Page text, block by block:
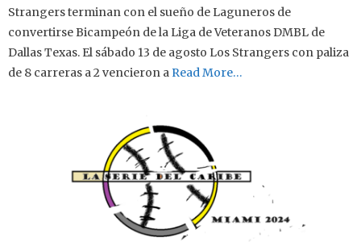
Strangers terminan con el sueño de Laguneros de
convertirse Bicampeón de la Liga de Veteranos DMBL de
Dallas Texas. El sábado 13 de agosto Los Strangers con paliza
de 8 carreras a 2 vencieron a Read More…